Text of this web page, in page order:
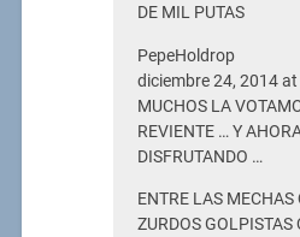
DE MIL PUTAS
PepeHoldrop
diciembre 24, 2014
MUCHOS LA
REVIENTE … Y
DISFRUTANDO …
ENTRE LAS MECHAS
ZURDOS GOLPISTAS